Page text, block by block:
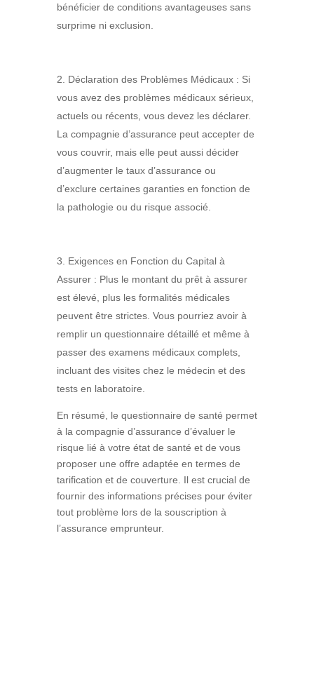
bénéficier de conditions avantageuses sans
surprime ni exclusion.
Déclaration des Problèmes Médicaux : Si
vous avez des problèmes médicaux sérieux,
actuels ou récents, vous devez les déclarer.
La compagnie d’assurance peut accepter de
vous couvrir, mais elle peut aussi décider
d’augmenter le taux d’assurance ou
d’exclure certaines garanties en fonction de
la pathologie ou du risque associé.
Exigences en Fonction du Capital à
Assurer : Plus le montant du prêt à assurer
est élevé, plus les formalités médicales
peuvent être strictes. Vous pourriez avoir à
remplir un questionnaire détaillé et même à
passer des examens médicaux complets,
incluant des visites chez le médecin et des
tests en laboratoire.
En résumé,
le questionnaire de santé permet
à la compagnie d’assurance d’évaluer le
risque lié à votre état de santé et de vous
proposer une offre adaptée en termes de
tarification et de couverture. Il est crucial de
fournir des informations précises pour éviter
tout problème lors de la souscription à
l’assurance emprunteur.